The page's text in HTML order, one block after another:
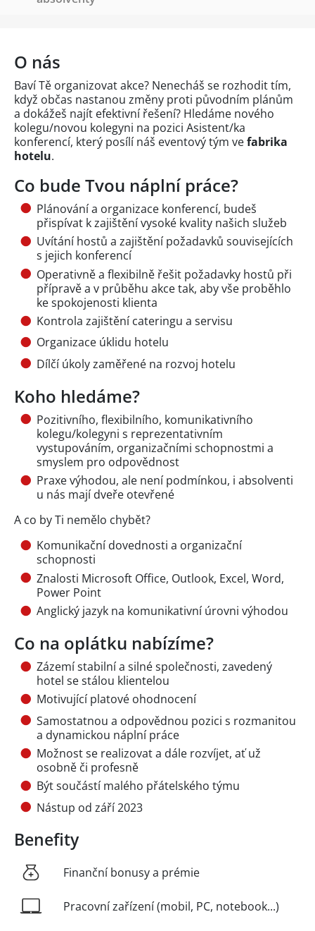
O nás
Baví Tě organizovat akce? Nenecháš se rozhodit tím,
když občas nastanou změny proti původním plánům
a dokážeš najít efektivní řešení? Hledáme nového
kolegu/novou kolegyni na pozici Asistent/ka
konferencí, který posílí náš eventový tým vefabrika
hotelu.
Co bude Tvou náplní práce?
Plánování a organizace konferencí, budeš
přispívat k zajištění vysoké kvality našich služeb
Uvítání hostů a zajištění požadavků souvisejících
s jejich konferencí
Operativně a flexibilně řešit požadavky hostů při
přípravě a v průběhu akce tak, aby vše proběhlo
ke spokojenosti klienta
Kontrola zajištění cateringu a servisu
Organizace úklidu hotelu
Dílčí úkoly zaměřené na rozvoj hotelu
Koho hledáme?
Pozitivního, flexibilního, komunikativního
kolegu/kolegyni s reprezentativním
vystupováním, organizačními schopnostmi a
smyslem pro odpovědnost
Praxe výhodou, ale není podmínkou, i absolventi
u nás mají dveře otevřené
A co by Ti nemělo chybět?
Komunikační dovednosti a organizační
schopnosti
Znalosti Microsoft Office, Outlook, Excel, Word,
Power Point
Anglický jazyk na komunikativní úrovni výhodou
Co na oplátku nabízíme?
Zázemí stabilní a silné společnosti, zavedený
hotel se stálou klientelou
Motivující platové ohodnocení
Samostatnou a odpovědnou pozici s rozmanitou
a dynamickou náplní práce
Možnost se realizovat a dále rozvíjet, ať už
osobně či profesně
Být součástí malého přátelského týmu
Nástup od září 2023
Benefity
Finanční bonusy a prémie
Pracovní zařízení (mobil, PC, notebook...)